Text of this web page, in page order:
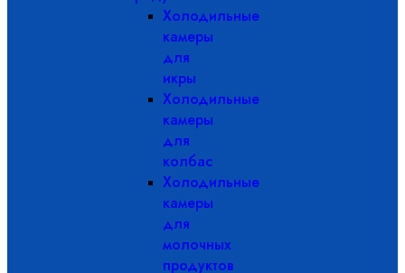
Холодильные
камеры
для
икры
Холодильные
камеры
для
колбас
Холодильные
камеры
для
молочных
продуктов